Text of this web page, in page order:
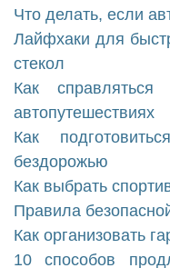
Что делать, если
Лайфхаки для
стекол
Как
автопутешествиях
Как
бездорожью
Как выбрать
Правила
Как организовать
10 способов